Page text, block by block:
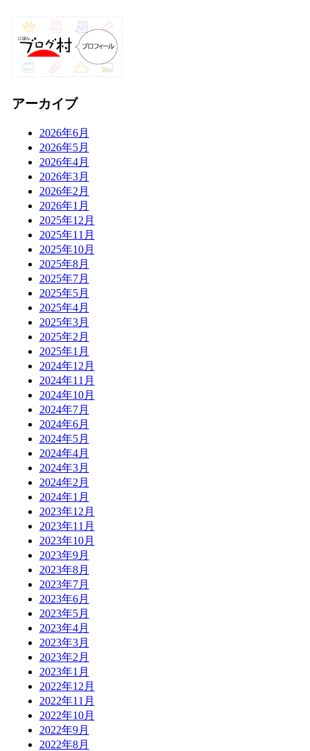
アーカイブ
2026年6月
2026年5月
2026年4月
2026年3月
2026年2月
2026年1月
2025年12月
2025年11月
2025年10月
2025年8月
2025年7月
2025年5月
2025年4月
2025年3月
2025年2月
2025年1月
2024年12月
2024年11月
2024年10月
2024年7月
2024年6月
2024年5月
2024年4月
2024年3月
2024年2月
2024年1月
2023年12月
2023年11月
2023年10月
2023年9月
2023年8月
2023年7月
2023年6月
2023年5月
2023年4月
2023年3月
2023年2月
2023年1月
2022年12月
2022年11月
2022年10月
2022年9月
2022年8月